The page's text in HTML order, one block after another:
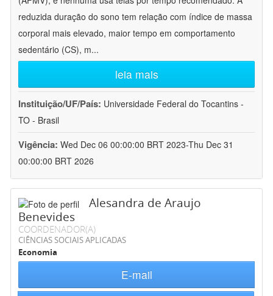
reduzida duração do sono tem relação com índice de massa
corporal mais elevado, maior tempo em comportamento
sedentário (CS), m...
leia mais
Instituição/UF/País: Universidade Federal do Tocantins -
TO - Brasil
Vigência: Wed Dec 06 00:00:00 BRT 2023-Thu Dec 31
00:00:00 BRT 2026
Alesandra de Araujo
Benevides
COORDENADOR(A)
CIÊNCIAS SOCIAIS APLICADAS
Economia
E-mail